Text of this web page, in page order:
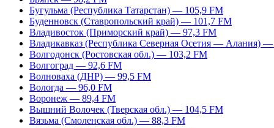
Бугульма (Республика Татарстан) — 105,9 FM
Буденновск (Ставропольский край) — 101,7 FM
Владивосток (Приморский край) — 97,3 FM
Владикавказ (Республика Северная Осетия — Алания)
Волгодонск (Ростовская обл.) — 103,2 FM
Волгоград — 92,6 FM
Волноваха (ДНР) — 99,5 FM
Вологда — 96,0 FM
Воронеж — 89,4 FM
Вышний Волочек (Тверская обл.) — 104,5 FM
Вязьма (Смоленская обл.) — 88,3 FM